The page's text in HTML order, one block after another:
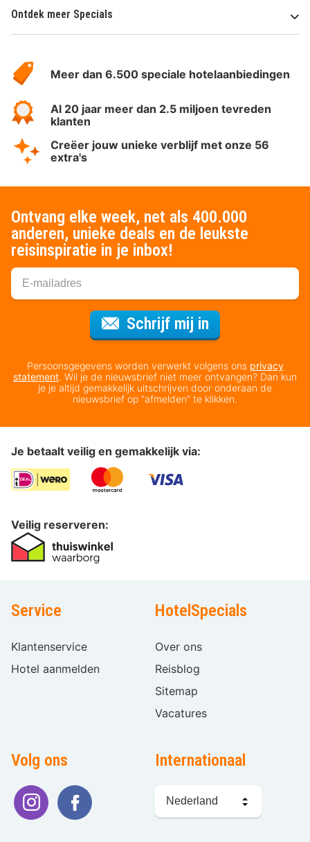
Ontdek meer Specials
HotelSpecials
Meer dan 6.500 speciale hotelaanbiedingen
Al 20 jaar meer dan 2.5 miljoen tevreden
klanten
Creëer jouw unieke verblijf met onze 56
extra's
Ontvang elke week, net als 400.000
anderen, unieke deals en de leukste
reisinspiratie in je inbox!
Schrijf mij in
Persoonsgegevens worden verwerkt volgens ons privacy
statement. Wil je de nieuwsbrief niet meer ontvangen? Dan kun
je je altijd gemakkelijk uitschrijven door onderaan de
nieuwsbrief op “afmelden” te klikken.
Je betaalt veilig en gemakkelijk via:
Veilig reserveren:
Service
Klantenservice
Hotel aanmelden
HotelSpecials
Over ons
Reisblog
Sitemap
Vacatures
Volg ons Internationaal
kiezen